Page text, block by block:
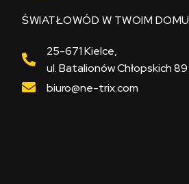
ŚWIATŁOWÓD W TWOIM DOMU
25-671 Kielce,
ul. Batalionów Chłopskich 89
biuro@ne-trix.com